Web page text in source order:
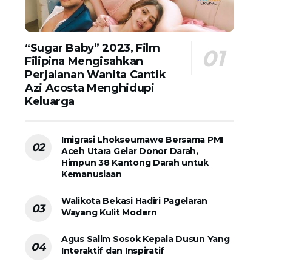
“Sugar Baby” 2023, Film
Filipina Mengisahkan
Perjalanan Wanita Cantik
Azi Acosta Menghidupi
Keluarga
Imigrasi Lhokseumawe Bersama PMI
Aceh Utara Gelar Donor Darah,
Himpun 38 Kantong Darah untuk
Kemanusiaan
Walikota Bekasi Hadiri Pagelaran
Wayang Kulit Modern
Agus Salim Sosok Kepala Dusun Yang
Interaktif dan Inspiratif